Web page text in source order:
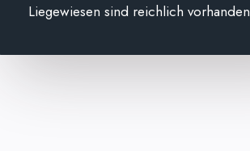
Liegewiesen sind reichlich vorhanden